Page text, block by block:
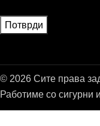
© 2026 Сите права
Работиме со сигурни